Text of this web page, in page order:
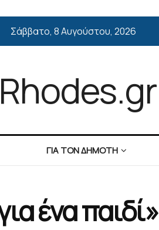
Σάββατο, 8 Αυγούστου, 2026
ΓΙΑ ΤΟΝ ΔΗΜΟΤΗ
ένα παιδί»